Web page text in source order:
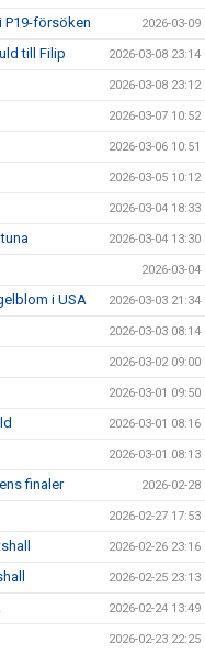
P19-försöken 2026-03-09
till Filip 2026-03-08 23:14
2026-03-08 23:12
2026-03-07 10:52
2026-03-06 10:51
2026-03-05 10:12
2026-03-04 18:33
2026-03-04 13:30
2026-03-04
i USA 2026-03-03 21:34
2026-03-03 08:14
2026-03-02 09:00
2026-03-01 09:50
2026-03-01 08:16
2026-03-01 08:13
finaler 2026-02-28
2026-02-27 17:53
2026-02-26 23:16
2026-02-25 23:13
2026-02-24 13:49
2026-02-23 22:25